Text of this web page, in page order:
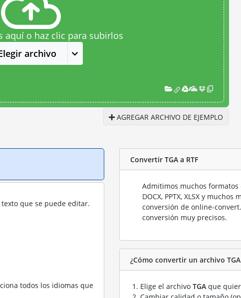
aquí o haz clic para subirlos
archivo
AGREGAR ARCHIVO DE EJEMPLO
que se puede editar.
todos los idiomas que
Convertir TGA a RTF
Admitimos muchos formatos
DOCX, PPTX, XLSX y
conversión de online-
conversión muy precisos.
¿Cómo convertir un archivo TGA
Elige el archivo TGA que